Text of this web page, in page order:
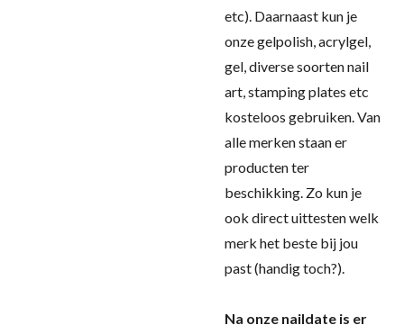
etc). Daarnaast kun je
onze gelpolish, acrylgel,
gel, diverse soorten nail
art, stamping plates etc
kosteloos gebruiken. Van
alle merken staan er
producten ter
beschikking. Zo kun je
ook direct uittesten welk
merk het beste bij jou
past (handig toch?).
Na onze naildate is er